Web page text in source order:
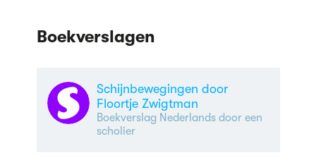
Boekverslagen
Schijnbewegingen door
Floortje Zwigtman
Boekverslag Nederlands door een
scholier